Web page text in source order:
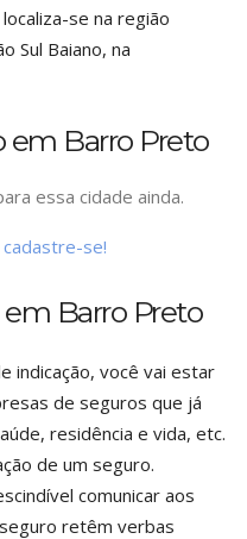
se na região
Sul Baiano, na
em Barro Preto
essa cidade ainda.
cadastre-se!
Barro Preto
indicação, você vai estar
de seguros que já
residência e vida, etc.
de um seguro.
comunicar aos
retêm verbas